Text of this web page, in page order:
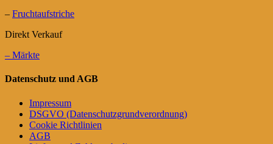
– Fruchtaufstriche
Direkt Verkauf
– Märkte
Datenschutz und AGB
Impressum
DSGVO (Datenschutzgrundverordnung)
Cookie Richtlinien
AGB